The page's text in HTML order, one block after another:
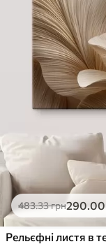
483.33грн290.00